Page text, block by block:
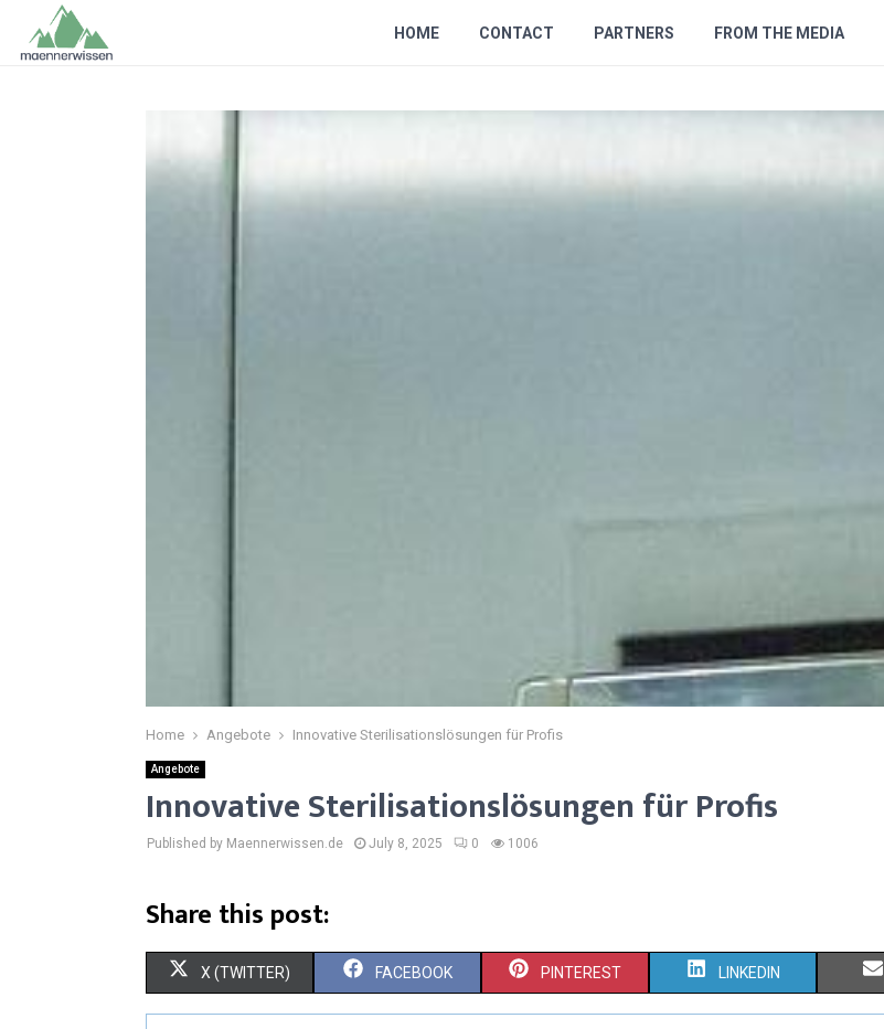
HOME CONTACT PARTNERS FROM THE MEDIA
Home Angebote Innovative Sterilisationslösungen für Profis
Angebote
Innovative Sterilisationslösungen für Profis
Published by Maennerwissen.de July 8, 2025 0 1006
Share this post:
S
H
X (TWITTER) S
H
FACEBOOK S
H
PINTEREST S
H
LINKEDIN